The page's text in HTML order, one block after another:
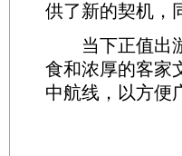
供了新的契机，
当下正值出游
食和浓厚的客家
中航线，以方便